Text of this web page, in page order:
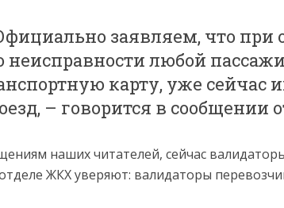
заявляем, что при
неисправности любой
карту, уже сейчас
– говорится в сообщении
наших читателей, сейчас
ЖКХ уверяют: валидаторы